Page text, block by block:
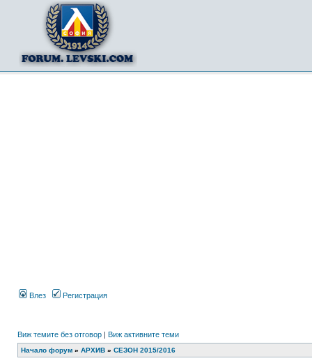
Влез Регистрация
Виж темите без отговор | Виж активните теми
Начало форум » АРХИВ » СЕЗОН 2015/2016